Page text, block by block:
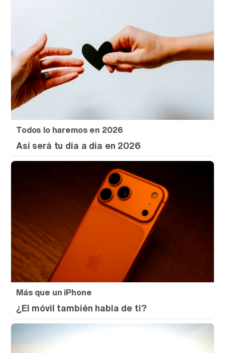
Todos lo haremos en 2026
Así será tu día a día en 2026
Más que un iPhone
¿El móvil también habla de ti?